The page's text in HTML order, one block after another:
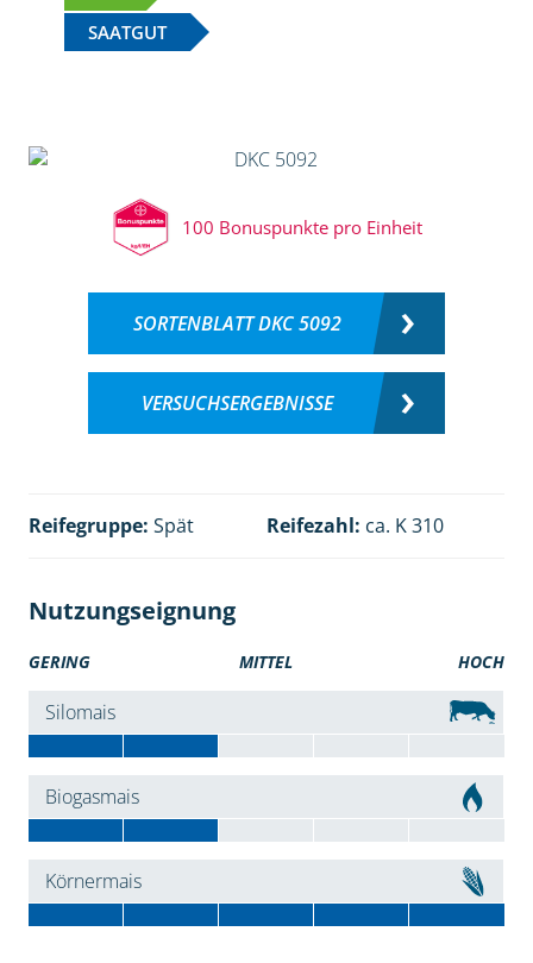
SAATGUT
100 Bonuspunkte pro Einheit
SORTENBLATT DKC 5092
VERSUCHSERGEBNISSE
Reifegruppe: Spät Reifezahl: ca. K 310
Nutzungseignung
GERING MITTEL HOCH
Silomais
Biogasmais
Körnermais